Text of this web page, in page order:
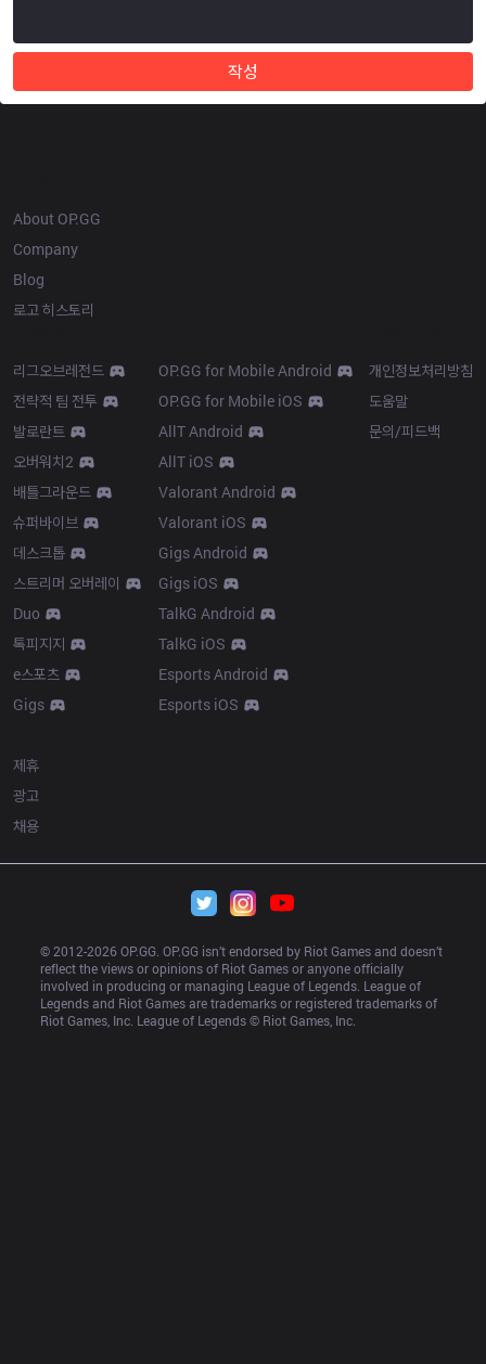
작성
About OP.GG
Company
Blog
로고 히스토리
리그오브레전드
전략적 팀 전투
발로란트
오버워치2
배틀그라운드
슈퍼바이브
데스크톱
스트리머 오버레이
Duo
톡피지지
e스포츠
Gigs
OP.GG for Mobile Android
OP.GG for Mobile iOS
AllT Android
AllT iOS
Valorant Android
Valorant iOS
Gigs Android
Gigs iOS
TalkG Android
TalkG iOS
Esports Android
Esports iOS
개인정보처리방침
도움말
문의/피드백
제휴
광고
채용
© 2012-2026 OP.GG. OP.GG isn’t endorsed by Riot Games and doesn’t
reflect the views or opinions of Riot Games or anyone officially
involved in producing or managing League of Legends. League of
Legends and Riot Games are trademarks or registered trademarks of
Riot Games, Inc. League of Legends © Riot Games, Inc.